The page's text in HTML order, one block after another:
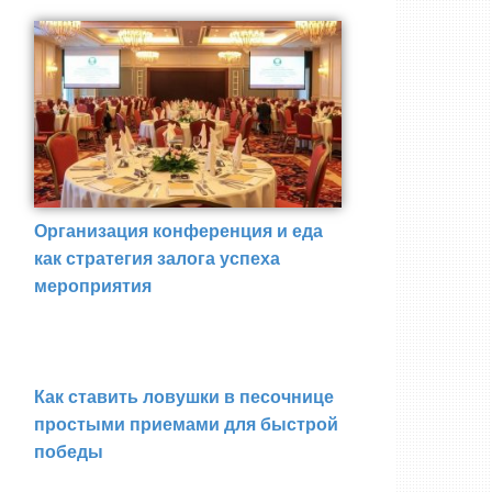
Организация конференция и еда
как стратегия залога успеха
мероприятия
Как ставить ловушки в песочнице
простыми приемами для быстрой
победы